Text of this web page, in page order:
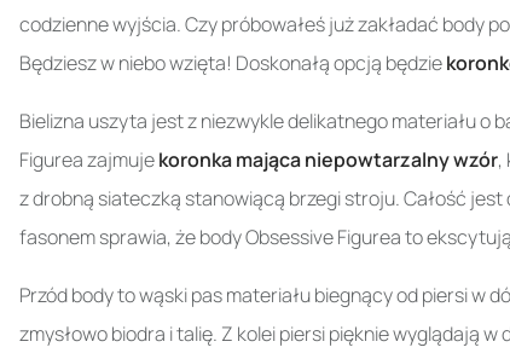
codzienne wyjścia. Czy próbowałeś już zakładać body
Będziesz w niebo wzięta! Doskonałą opcją będzie
Bielizna uszyta jest z niezwykle delikatnego materiału o
Figurea zajmujekoronka mająca niepowtarzalny wzór,
z drobną siateczką stanowiącą brzegi stroju. Całość
fasonem sprawia, że body Obsessive Figurea to
Przód body to wąski pas materiału biegnący od piersi w
zmysłowo biodra i talię. Z kolei piersi pięknie wyglądają